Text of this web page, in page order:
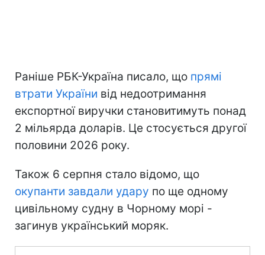
Раніше РБК-Україна писало, що прямі
втрати України від недоотримання
експортної виручки становитимуть понад
2 мільярда доларів. Це стосується другої
половини 2026 року.
Також 6 серпня стало відомо, що
окупанти завдали удару по ще одному
цивільному судну в Чорному морі -
загинув український моряк.